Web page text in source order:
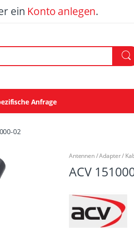
ein Konto anlegen.
Anfrage
02
Antennen / Adapter /
ACV